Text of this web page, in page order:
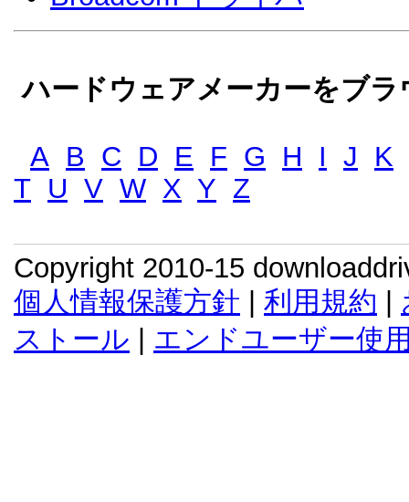
ハードウェアメーカーをブ
A B C D E F G H I J
K
T U V W X Y Z
Copyright 2010-15
個人情報保護方針 | 利用規約 |
ストール | エンドユーザー使